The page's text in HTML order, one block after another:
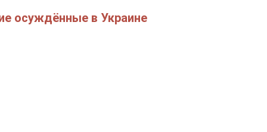
осуждённые в Украине